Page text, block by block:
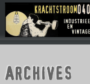
ARCHIVES